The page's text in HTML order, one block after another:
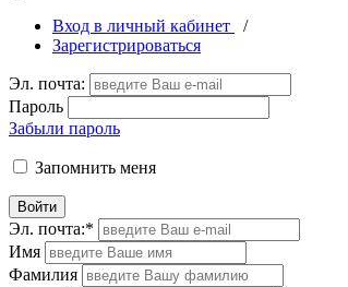
Вход в личный кабинет
/
Зарегистрироваться
Эл. почта:
Пароль
Забыли пароль
Запомнить меня
Войти
Эл. почта:*
Имя
Фамилия